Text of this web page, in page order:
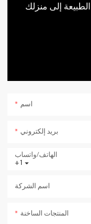
اسم
بريد إلكتروني
+1
الهاتف/واتساب
اسم الشركة
المنتجات الساخنة